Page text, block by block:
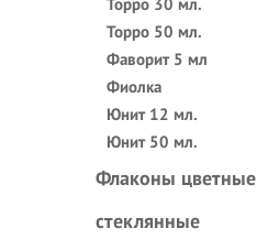
Торро 50 мл.
Фаворит 5 мл
Фиолка
Юнит 12 мл.
Юнит 50 мл.
Флаконы цветные
стеклянные